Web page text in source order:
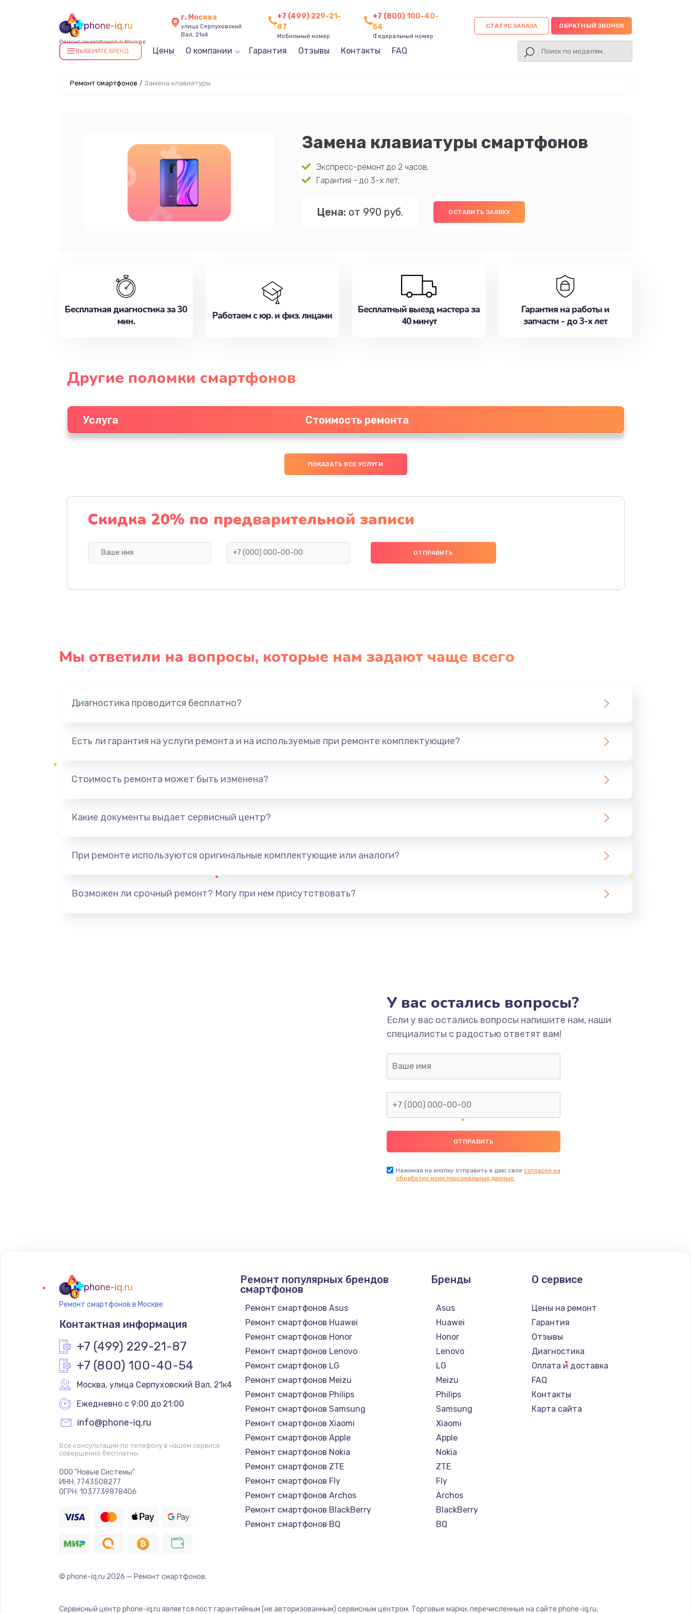
phone-iq.ru
Ремонт смартфонов в Москве
г. Москва
улица Серпуховский
Вал, 21к4
+7 (499) 229-21-
87
Мобильный номер
+7 (800) 100-40-
54
Федеральный номер
СТАТУС ЗАКАЗА ОБРАТНЫЙ ЗВОНОК
ВЫБЕРИТЕ БРЕНД Цены О компании Гарантия Отзывы Контакты FAQ
Ремонт смартфонов / Замена клавиатуры
Замена клавиатуры смартфонов
Экспресс-ремонт до 2 часов;
Гарантия - до 3-х лет;
Цена: от 990 руб. ОСТАВИТЬ ЗАЯВКУ
Бесплатная диагностика за 30
мин.
Работаем с юр. и физ. лицами
Бесплатный выезд мастера за
40 минут
Гарантия на работы и
запчасти - до 3-х лет
Другие поломки смартфонов
Услуга Стоимость ремонта
ПОКАЗАТЬ ВСЕ УСЛУГИ
Скидка 20% по предварительной записи
Мы ответили на вопросы, которые нам задают чаще всего
Диагностика проводится бесплатно?
Есть ли гарантия на услуги ремонта и на используемые при ремонте комплектующие?
Стоимость ремонта может быть изменена?
Какие документы выдает сервисный центр?
При ремонте используются оригинальные комплектующие или аналоги?
Возможен ли срочный ремонт? Могу при нем присутствовать?
У вас остались вопросы?
Если у вас остались вопросы напишите нам, наши
специалисты с радостью ответят вам!
Нажимая на кнопку отправить я даю свое согласие на
обработку моих персональных данных.
phone-iq.ru
Ремонт смартфонов в Москве
Контактная информация
+7 (499) 229-21-87
+7 (800) 100-40-54
Москва, улица Серпуховский Вал, 21к4
Ежедневно с 9:00 до 21:00
info@phone-iq.ru
Все консультации по телефону в нашем сервисе
совершенно бесплатны
ООО "Новые Системы"
ИНН: 7743508277
ОГРН: 1037739878406
Ремонт популярных брендов
смартфонов
Ремонт смартфонов Asus
Ремонт смартфонов Huawei
Ремонт смартфонов Honor
Ремонт смартфонов Lenovo
Ремонт смартфонов LG
Ремонт смартфонов Meizu
Ремонт смартфонов Philips
Ремонт смартфонов Samsung
Ремонт смартфонов Xiaomi
Ремонт смартфонов Apple
Ремонт смартфонов Nokia
Ремонт смартфонов ZTE
Ремонт смартфонов Fly
Ремонт смартфонов Archos
Ремонт смартфонов BlackBerry
Ремонт смартфонов BQ
Ремонт смартфонов Kyocera
Бренды
Asus
Huawei
Honor
Lenovo
LG
Meizu
Philips
Samsung
Xiaomi
Apple
Nokia
ZTE
Fly
Archos
BlackBerry
BQ
Kyocera
О сервисе
Цены на ремонт
Гарантия
Отзывы
Диагностика
Оплата и доставка
FAQ
Контакты
Карта сайта
© phone-iq.ru 2026 — Ремонт смартфонов.
Сервисный центр phone-iq.ru является пост гарантийным (не авторизованным) сервисным центром. Торговые марки, перечисленные на сайте phone-iq.ru,